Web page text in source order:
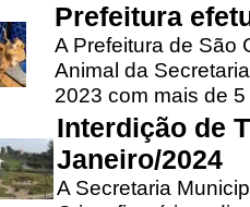
Prefeitura
A Prefeitura de São
Animal da
2023 com mais de 5
Interdição de
Janeiro/2024
A Secretaria